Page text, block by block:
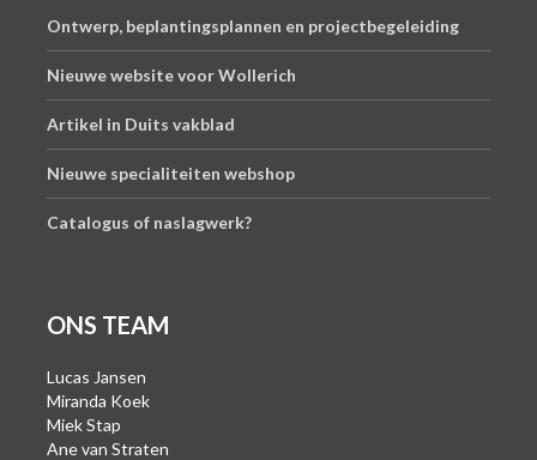
Ontwerp, beplantingsplannen en projectbegeleiding
Nieuwe website voor Wollerich
Artikel in Duits vakblad
Nieuwe specialiteiten webshop
Catalogus of naslagwerk?
ONS TEAM
Lucas Jansen
Miranda Koek
Miek Stap
Ane van Straten